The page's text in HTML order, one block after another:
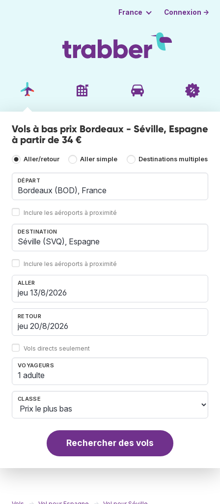
France Connexion →
Vols à bas prix Bordeaux - Séville, Espagne
à partir de 34 €
Aller/retour Aller simple Destinations multiples
DÉPART
Inclure les aéroports à proximité
DESTINATION
Inclure les aéroports à proximité
ALLER
RETOUR
Vols directs seulement
VOYAGEURS
1 adulte
CLASSE
Rechercher des vols